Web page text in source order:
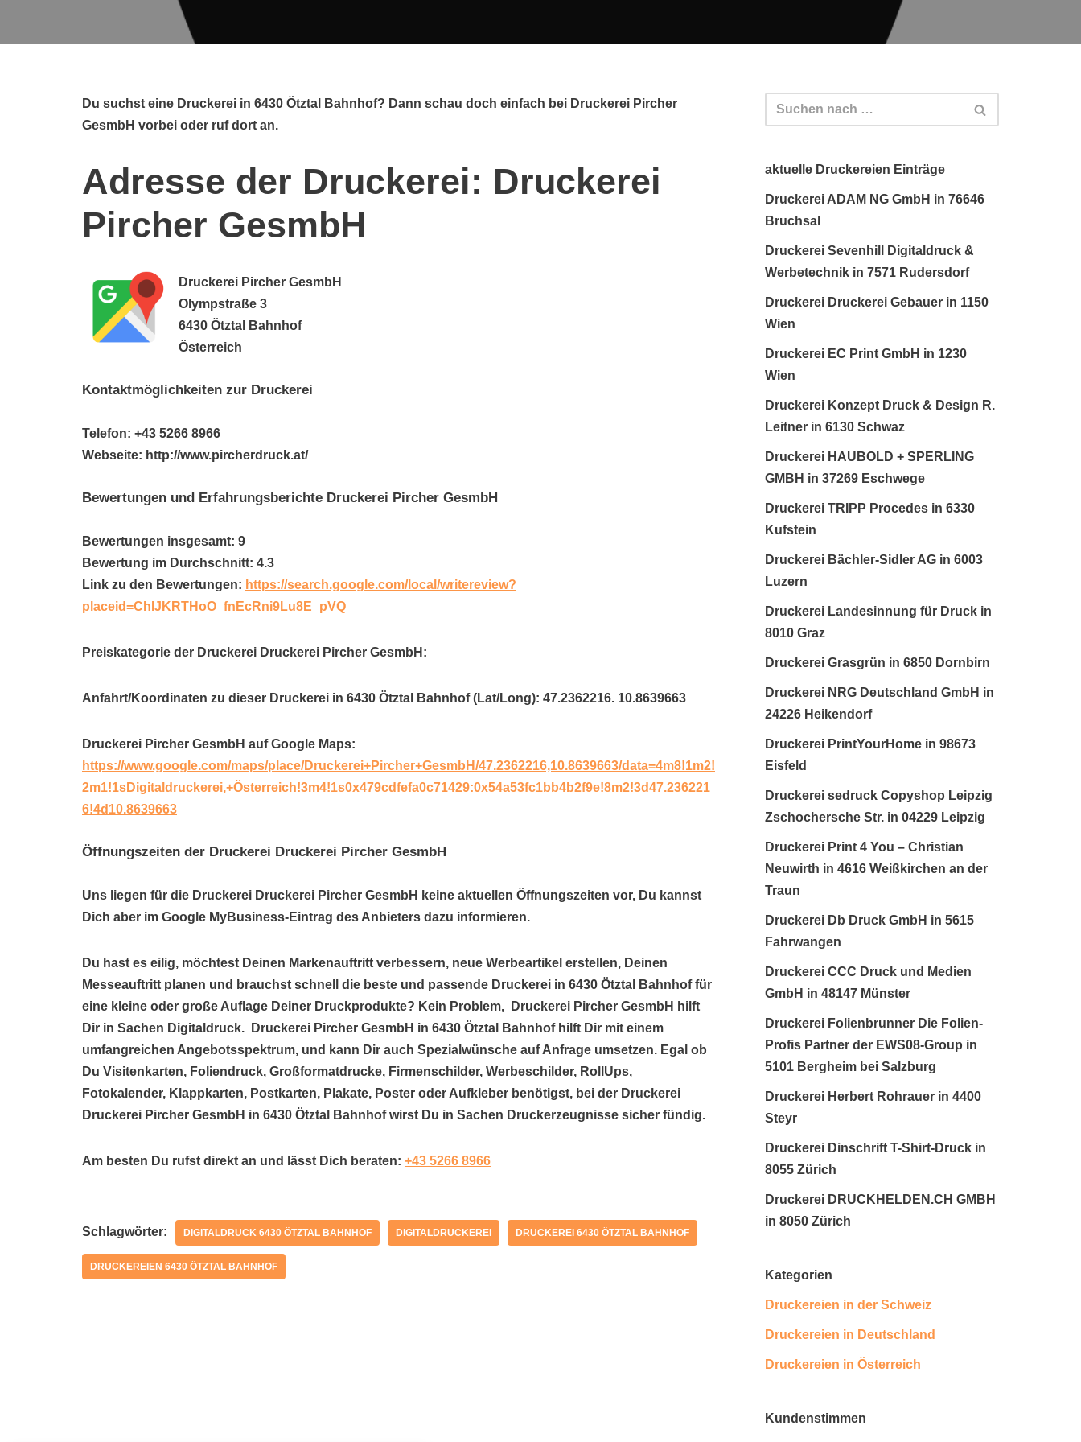
Du suchst eine Druckerei in 6430 Ötztal Bahnhof? Dann schau doch einfach bei Druckerei Pircher
GesmbH vorbei oder ruf dort an.
Adresse der Druckerei: Druckerei
Pircher GesmbH
Druckerei Pircher GesmbH
Olympstraße 3
6430 Ötztal Bahnhof
Österreich
Kontaktmöglichkeiten zur Druckerei
Telefon: +43 5266 8966
Webseite: http://www.pircherdruck.at/
Bewertungen und Erfahrungsberichte Druckerei Pircher GesmbH
Bewertungen insgesamt: 9
Bewertung im Durchschnitt: 4.3
Link zu den Bewertungen: https://search.google.com/local/writereview?
placeid=ChIJKRTHoO_fnEcRni9Lu8E_pVQ
Preiskategorie der Druckerei Druckerei Pircher GesmbH:
Anfahrt/Koordinaten zu dieser Druckerei in 6430 Ötztal Bahnhof (Lat/Long): 47.2362216. 10.8639663
Druckerei Pircher GesmbH auf Google Maps:
https://www.google.com/maps/place/Druckerei+Pircher+GesmbH/47.2362216,10.8639663/data=4m8!1m2!
2m1!1sDigitaldruckerei,+Österreich!3m4!1s0x479cdfefa0c71429:0x54a53fc1bb4b2f9e!8m2!3d47.236221
6!4d10.8639663
Öffnungszeiten der Druckerei Druckerei Pircher GesmbH
Uns liegen für die Druckerei Druckerei Pircher GesmbH keine aktuellen Öffnungszeiten vor, Du kannst
Dich aber im Google MyBusiness-Eintrag des Anbieters dazu informieren.
Du hast es eilig, möchtest Deinen Markenauftritt verbessern, neue Werbeartikel erstellen, Deinen
Messeauftritt planen und brauchst schnell die beste und passende Druckerei in 6430 Ötztal Bahnhof für
eine kleine oder große Auflage Deiner Druckprodukte? Kein Problem, Druckerei Pircher GesmbH hilft
Dir in Sachen Digitaldruck. Druckerei Pircher GesmbH in 6430 Ötztal Bahnhof hilft Dir mit einem
umfangreichen Angebotsspektrum, und kann Dir auch Spezialwünsche auf Anfrage umsetzen. Egal ob
Du Visitenkarten, Foliendruck, Großformatdrucke, Firmenschilder, Werbeschilder, RollUps,
Fotokalender, Klappkarten, Postkarten, Plakate, Poster oder Aufkleber benötigst, bei der Druckerei
Druckerei Pircher GesmbH in 6430 Ötztal Bahnhof wirst Du in Sachen Druckerzeugnisse sicher fündig.
Am besten Du rufst direkt an und lässt Dich beraten: +43 5266 8966
Schlagwörter: DIGITALDRUCK 6430 ÖTZTAL BAHNHOF DIGITALDRUCKEREI DRUCKEREI 6430 ÖTZTAL BAHNHOF
DRUCKEREIEN 6430 ÖTZTAL BAHNHOF
aktuelle Druckereien Einträge
Druckerei ADAM NG GmbH in 76646
Bruchsal
Druckerei Sevenhill Digitaldruck &
Werbetechnik in 7571 Rudersdorf
Druckerei Druckerei Gebauer in 1150
Wien
Druckerei EC Print GmbH in 1230
Wien
Druckerei Konzept Druck & Design R.
Leitner in 6130 Schwaz
Druckerei HAUBOLD + SPERLING
GMBH in 37269 Eschwege
Druckerei TRIPP Procedes in 6330
Kufstein
Druckerei Bächler-Sidler AG in 6003
Luzern
Druckerei Landesinnung für Druck in
8010 Graz
Druckerei Grasgrün in 6850 Dornbirn
Druckerei NRG Deutschland GmbH in
24226 Heikendorf
Druckerei PrintYourHome in 98673
Eisfeld
Druckerei sedruck Copyshop Leipzig
Zschochersche Str. in 04229 Leipzig
Druckerei Print 4 You – Christian
Neuwirth in 4616 Weißkirchen an der
Traun
Druckerei Db Druck GmbH in 5615
Fahrwangen
Druckerei CCC Druck und Medien
GmbH in 48147 Münster
Druckerei Folienbrunner Die Folien-
Profis Partner der EWS08-Group in
5101 Bergheim bei Salzburg
Druckerei Herbert Rohrauer in 4400
Steyr
Druckerei Dinschrift T-Shirt-Druck in
8055 Zürich
Druckerei DRUCKHELDEN.CH GMBH
in 8050 Zürich
Kategorien
Druckereien in der Schweiz
Druckereien in Deutschland
Druckereien in Österreich
Kundenstimmen